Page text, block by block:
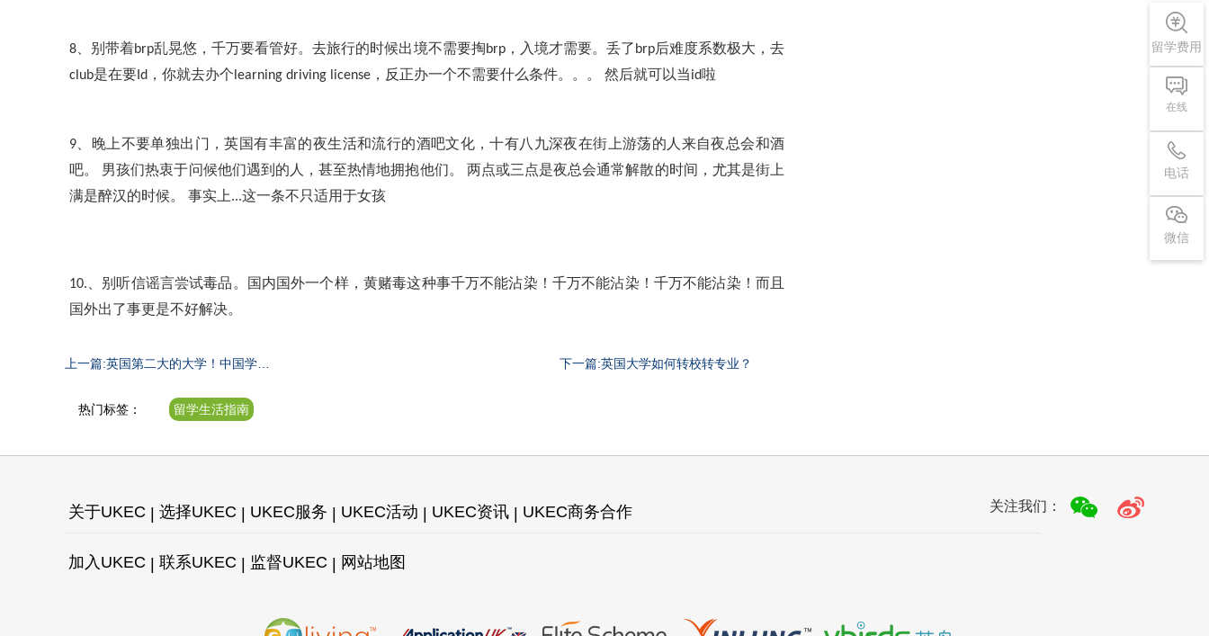
留学费用
在线
电话
微信
8 、别带着brp乱晃悠，千万要看管好。去旅行的时候出境不需要掏brp，入境才需要。丢了 brp后难度系数极大，去
club是在要 Id ，你就去办个 learning driving license ，反正办一个不需要什么条件。。。 然后就可以当id啦
9 、晚上不要单独出门，英国有丰富的夜生活和流行的酒吧文化，十有八九深夜在街上游荡的人来自夜总会和酒
吧。
男孩们热衷于问候他们遇到的人，甚至热情地拥抱他们。
两点或三点是夜总会通常解散的时间，尤其是街上
满是醉汉的时候。
事实上...这一条不只适用于女孩
10. 、别听信谣言尝试毒品。国内国外一个样，黄赌毒这种事千万不能沾染！千万不能沾染！千万不能沾染！而且
国外出了事更是不好解决。
上一篇:英国第二大的大学！中国学生
下一篇:英国大学如何转校转专业？
热门标签： 留学生活指南
关注我们：
关于UKEC 选择UKEC UKEC服务 UKEC活动 UKEC资讯 UKEC商务合作
加入UKEC 联系UKEC 监督UKEC 网站地图